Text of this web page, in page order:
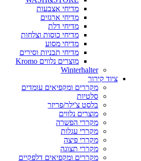
מדיחי אצבעות
מדיחי ארגזים
מדיחי דלת
מדיחי כוסות וצלחות
מדיחי מסוע
מדיחי תבניות וסירים
מוצרים נלווים Kromo
Winterhalter
ציוד קירור
מקררים ומקפיאים עומדים
סלטיות
בלסט צ'ילר/פריזר
מוצרים נלווים
מקררי הפשרה
מקררי עגלות
מקררי פיצה
מקררי תצוגה
מקררים ומקפיאים דלפקיים